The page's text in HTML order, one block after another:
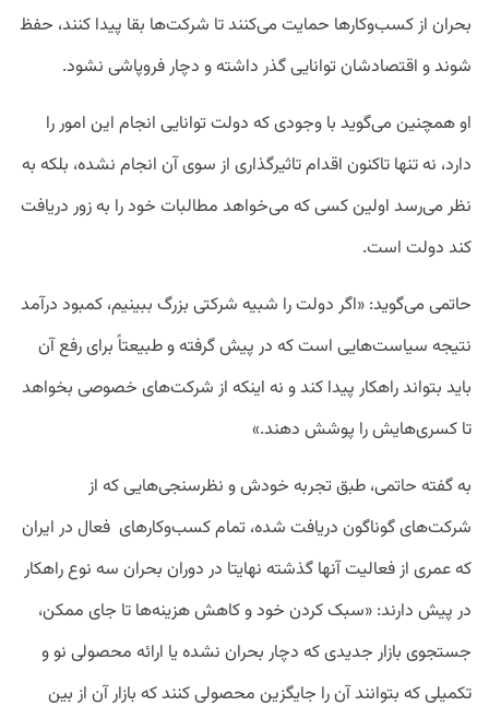
بحران از کسب‌وکارها حمایت می‌کنند تا شرکت‌ها بقا پیدا کنند، حفظ
شوند و اقتصادشان توانایی گذر داشته و دچار فروپاشی نشود.
او همچنین می‌گوید با وجودی که دولت توانایی انجام این امور را
دارد، نه تنها تاکنون اقدام تاثیرگذاری از سوی آن انجام نشده، بلکه به
نظر می‌رسد اولین کسی که می‌خواهد مطالبات خود را به زور دریافت
کند دولت است.
حاتمی می‌گوید: «اگر دولت را شبیه شرکتی بزرگ ببینیم، کمبود درآمد
نتیجه سیاست‌هایی است که در پیش گرفته و طبیعتاً برای رفع آن
باید بتواند راهکار پیدا کند و نه اینکه از شرکت‌های خصوصی بخواهد
تا کسری‌هایش را پوشش دهند.»
به گفته حاتمی، طبق تجربه خودش و نظرسنجی‌هایی که از
شرکت‌های گوناگون دریافت شده، تمام کسب‌وکارهای فعال در ایران
که عمری از فعالیت آنها گذشته نهایتا در دوران بحران سه نوع راهکار
در پیش دارند: «سبک کردن خود و کاهش هزینه‌ها تا جای ممکن،
جستجوی بازار جدیدی که دچار بحران نشده یا ارائه محصولی نو و
تکمیلی که بتوانند آن را جایگزین محصولی کنند که بازار آن از بین